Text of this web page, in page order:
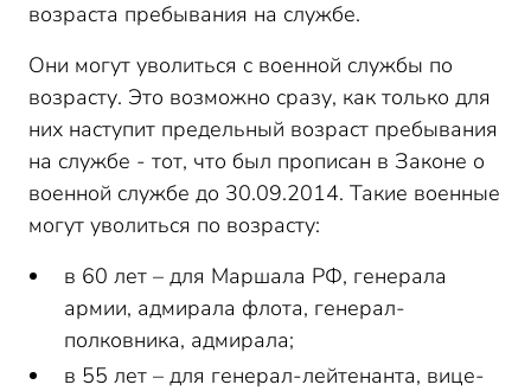
возраста пребывания на службе.
Они могут уволиться с военной службы по
возрасту. Это возможно сразу, как только для
них наступит предельный возраст пребывания
на службе - тот, что был прописан в Законе о
военной службе до 30.09.2014. Такие военные
могут уволиться по возрасту:
в 60 лет – для Маршала РФ, генерала
армии, адмирала флота, генерал-
полковника, адмирала;
в 55 лет – для генерал-лейтенанта, вице-